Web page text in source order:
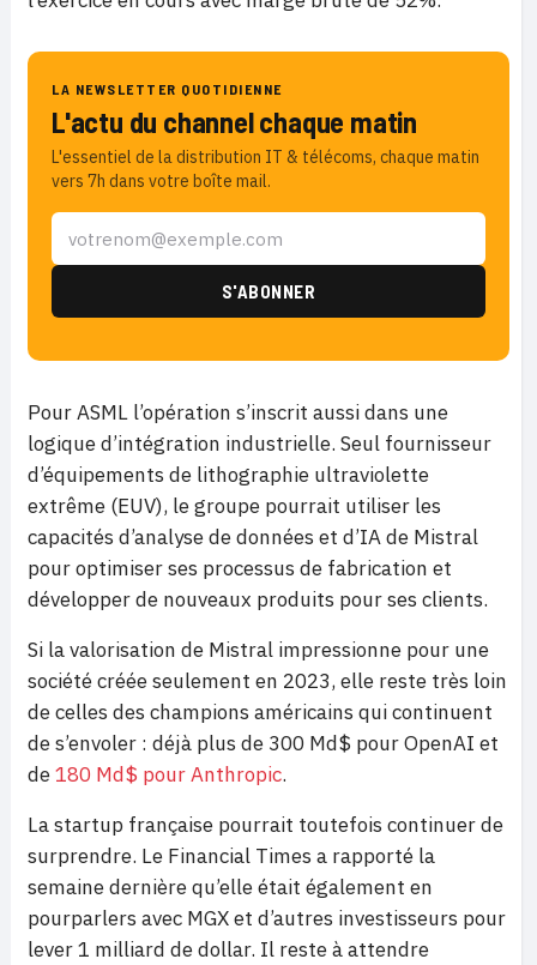
LA NEWSLETTER QUOTIDIENNE
L'actu du channel chaque matin
L'essentiel de la distribution IT & télécoms, chaque matin
vers 7h dans votre boîte mail.
Pour ASML l’opération s’inscrit aussi dans une
logique d’intégration industrielle. Seul fournisseur
d’équipements de lithographie ultraviolette
extrême (EUV), le groupe pourrait utiliser les
capacités d’analyse de données et d’IA de Mistral
pour optimiser ses processus de fabrication et
développer de nouveaux produits pour ses clients.
Si la valorisation de Mistral impressionne pour une
société créée seulement en 2023, elle reste très loin
de celles des champions américains qui continuent
de s’envoler : déjà plus de 300 Md$ pour OpenAI et
de180 Md$ pour Anthropic.
La startup française pourrait toutefois continuer de
surprendre. Le Financial Times a rapporté la
semaine dernière qu’elle était également en
pourparlers avec MGX et d’autres investisseurs pour
lever 1 milliard de dollar. Il reste à attendre